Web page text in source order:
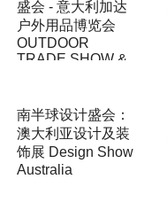
盛会 - 意大利加达
户外用品博览会
OUTDOOR
TRADE SHOW &
南半球设计盛会：
澳大利亚设计及装
饰展 Design Show
Australia